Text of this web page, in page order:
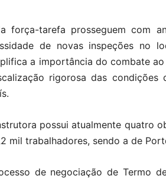
força-tarefa prosseguem com
de novas inspeções no
a importância do combate
rigorosa das condições
possui atualmente quatro
mil trabalhadores, sendo a de
de negociação de Termo